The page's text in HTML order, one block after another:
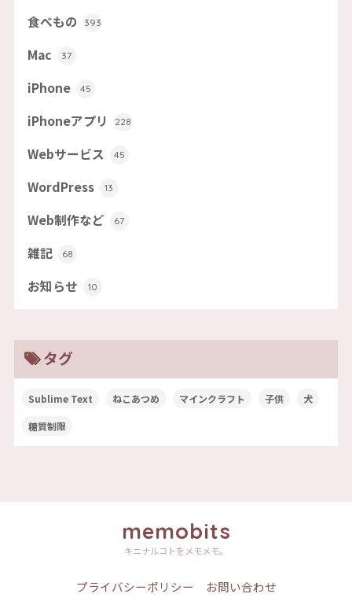
食べもの 393
Mac 37
iPhone 45
iPhoneアプリ 228
Webサービス 45
WordPress 13
Web制作など 67
雑記 68
お知らせ 10
タグ
Sublime Text ねこあつめ マインクラフト 子供 犬
糖質制限
memobits
キニナルコトをメモメモ。
プライバシーポリシー お問い合わせ